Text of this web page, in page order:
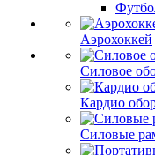
Аэрохоккей
Силовое
Кардио
Силовые